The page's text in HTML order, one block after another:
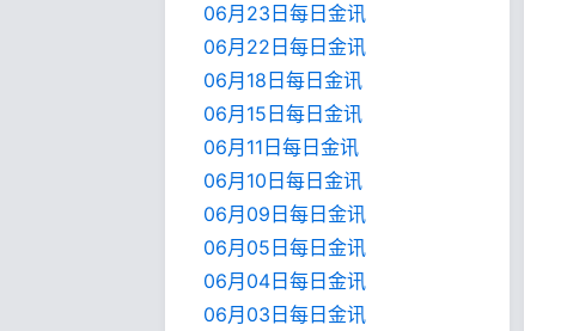
06月23日每日金讯
06月22日每日金讯
06月18日每日金讯
06月15日每日金讯
06月11日每日金讯
06月10日每日金讯
06月09日每日金讯
06月05日每日金讯
06月04日每日金讯
06月03日每日金讯